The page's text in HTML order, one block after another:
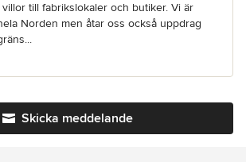
till fabrikslokaler och butiker. Vi är
Norden men åtar oss också uppdrag
Skicka meddelande